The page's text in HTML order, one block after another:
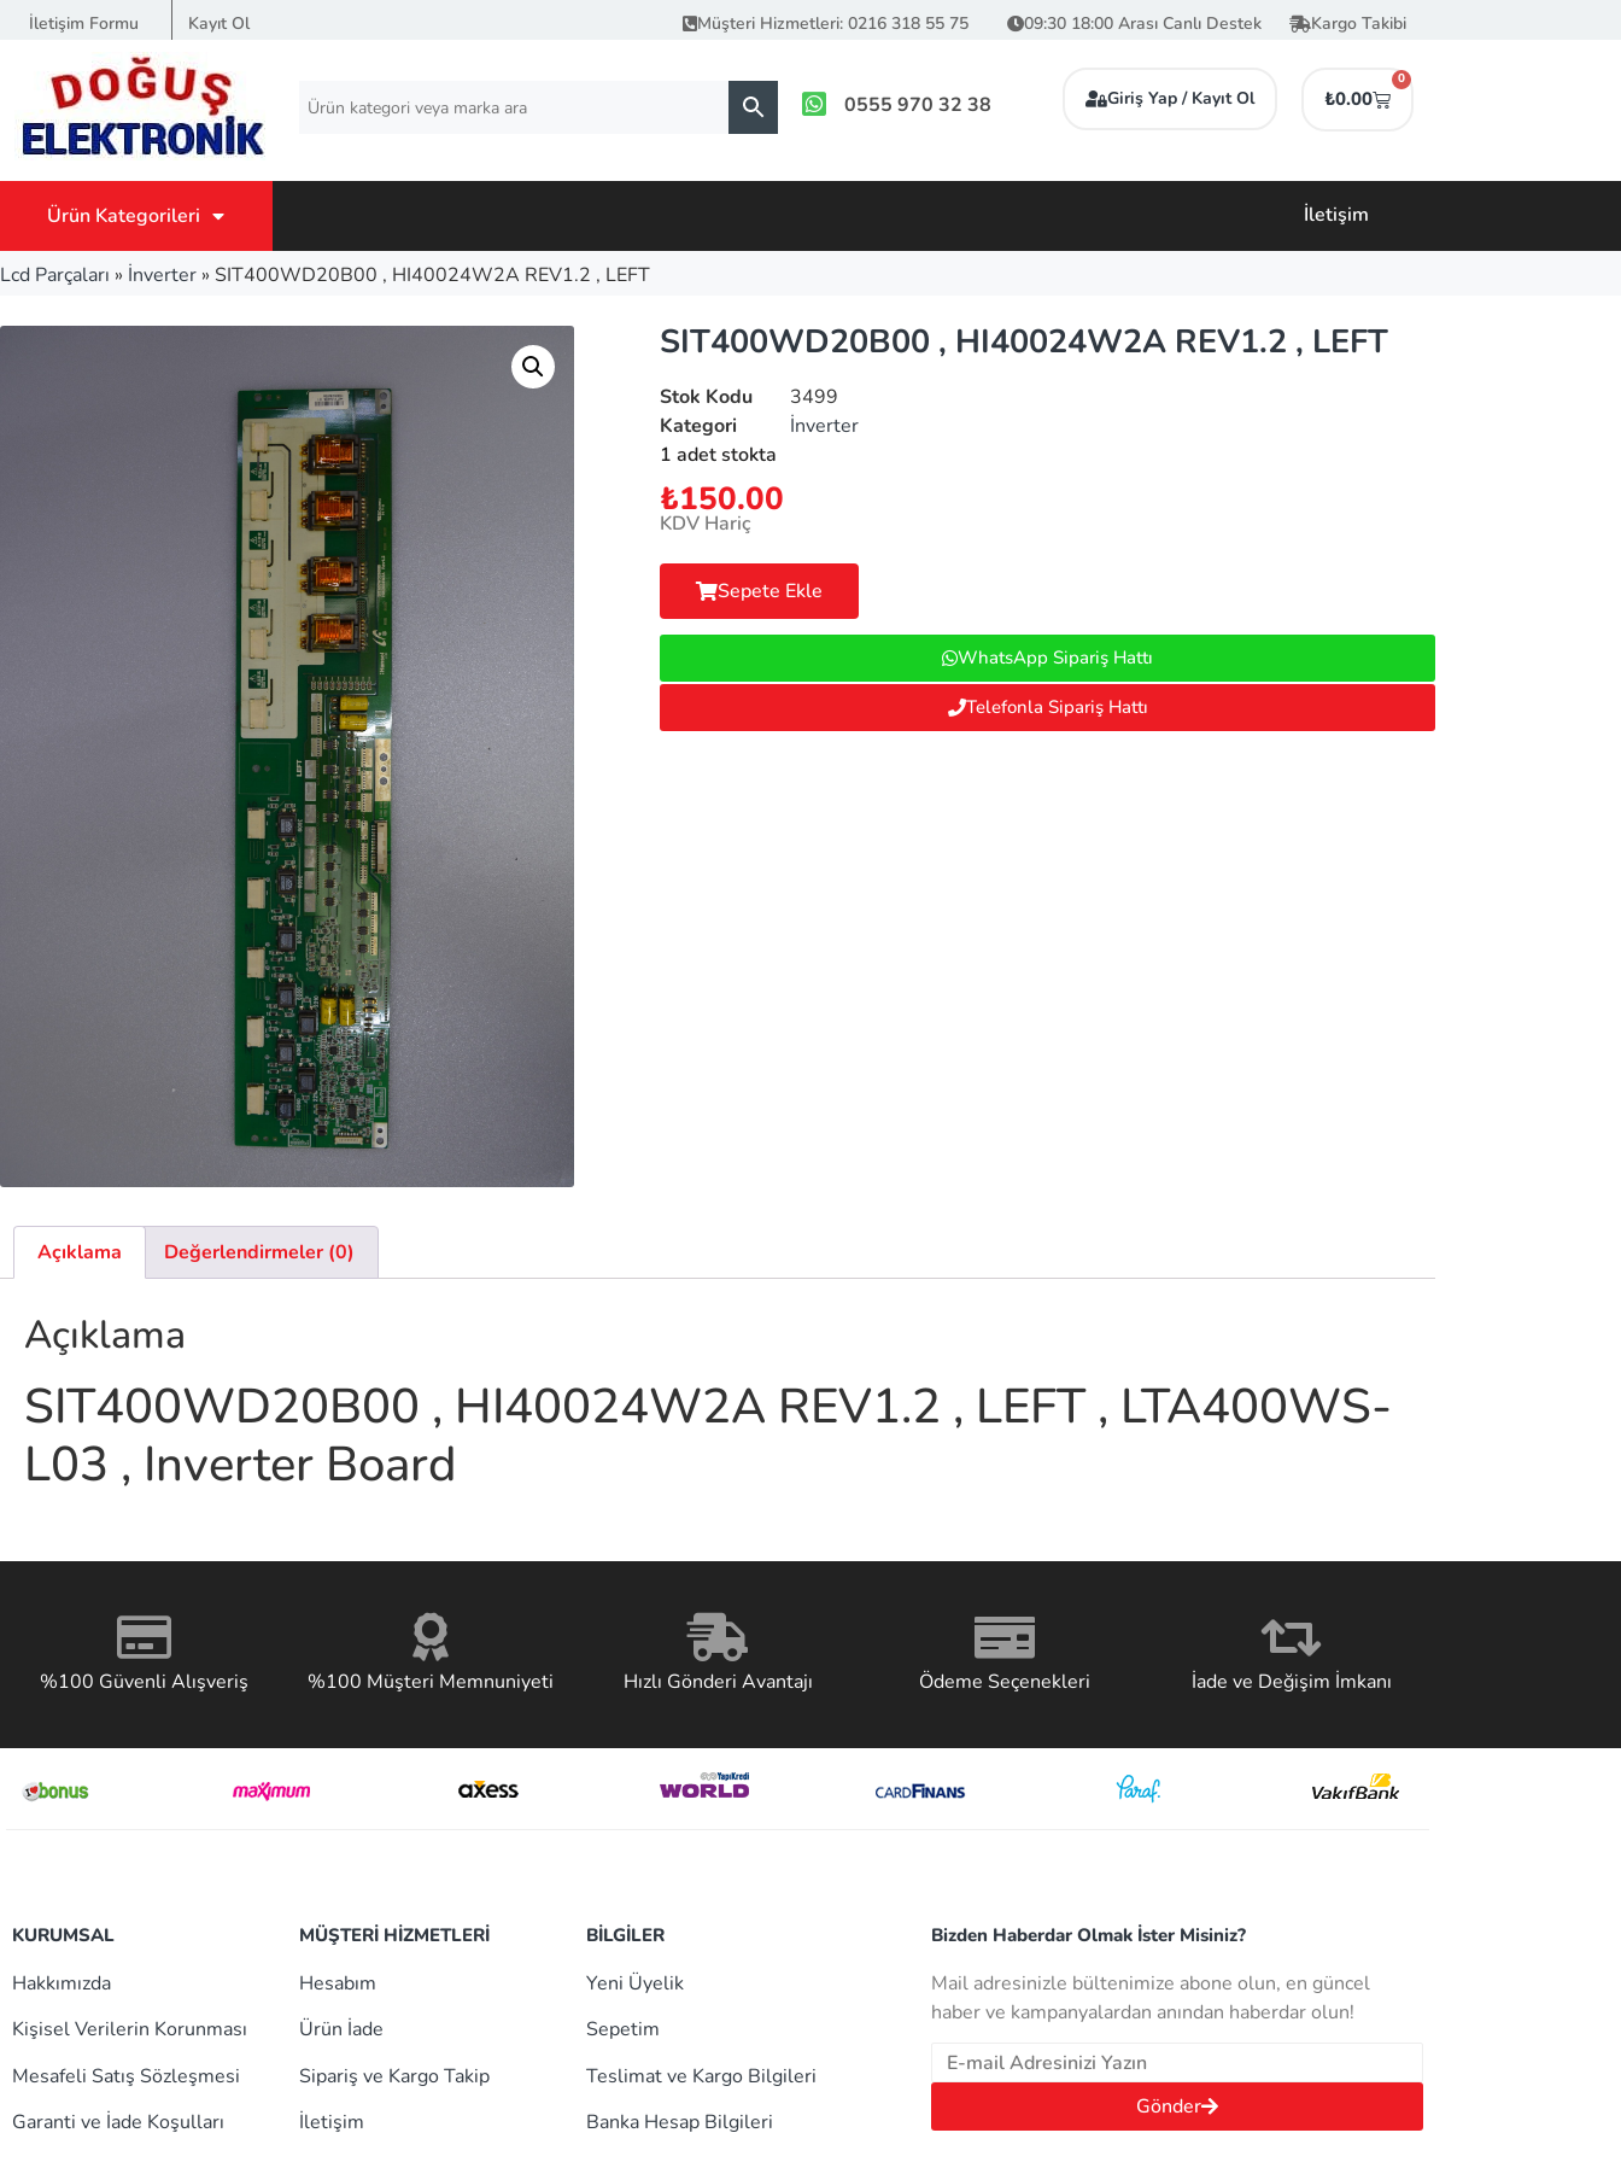
İletişim Formu Kayıt Ol Müşteri Hizmetleri: 0216 318 55 75 09:30 18:00 Arası Canlı Destek Kargo Takibi
0555 970 32 38 Giriş Yap / Kayıt Ol ₺0.00
0
Ürün Kategorileri İletişim
Lcd Parçaları » İnverter » SIT400WD20B00 , HI40024W2A REV1.2 , LEFT
SIT400WD20B00 , HI40024W2A REV1.2 , LEFT
Stok Kodu
3499
Kategori
İnverter
1 adet stokta
₺150.00
KDV Hariç
Sepete Ekle
WhatsApp Sipariş Hattı
Telefonla Sipariş Hattı
Açıklama Değerlendirmeler (0)
Açıklama
SIT400WD20B00 , HI40024W2A REV1.2 , LEFT , LTA400WS-
L03 , Inverter Board
%100 Güvenli Alışveriş %100 Müşteri Memnuniyeti Hızlı Gönderi Avantajı Ödeme Seçenekleri İade ve Değişim İmkanı
KURUMSAL
Hakkımızda
Kişisel Verilerin Korunması
Mesafeli Satış Sözleşmesi
Garanti ve İade Koşulları
MÜŞTERİ HİZMETLERİ
Hesabım
Ürün İade
Sipariş ve Kargo Takip
İletişim
BİLGİLER
Yeni Üyelik
Sepetim
Teslimat ve Kargo Bilgileri
Banka Hesap Bilgileri
Bizden Haberdar Olmak İster Misiniz?
Mail adresinizle bültenimize abone olun, en güncel
haber ve kampanyalardan anından haberdar olun!
Gönder